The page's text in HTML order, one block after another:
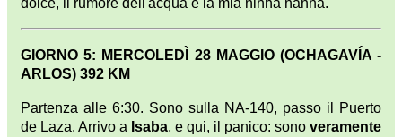
GIORNO 5: MERCOLEDÌ 28 MAGGIO (OCHAGAVÍA -
ARLOS) 392 KM
Partenza alle 6:30. Sono sulla NA-140, passo il Puerto
de Laza. Arrivo a Isaba, e qui, il panico: sono veramente